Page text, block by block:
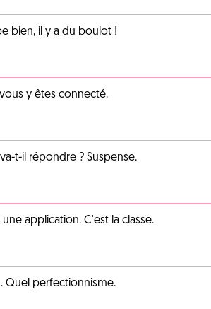
bien, il y a du boulot !
y êtes connecté.
t-il répondre ? Suspense.
application. C'est la classe.
Quel perfectionnisme.